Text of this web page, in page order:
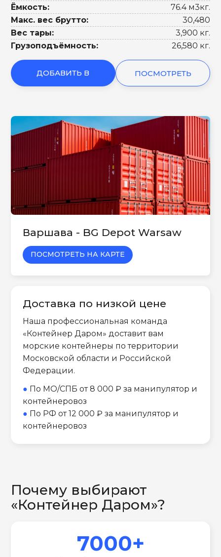
Ёмкость:
76.4 м3кг.
Макс. вес брутто:
30,480
Вес тары:
3,900 кг.
Грузоподъёмность:
26,580 кг.
ДОБАВИТЬ В ПОСМОТРЕТЬ
Варшава - BG Depot Warsaw
ПОСМОТРЕТЬ НА КАРТЕ
Доставка по низкой цене
Наша профессиональная команда
«Контейнер Даром» доставит вам
морские контейнеры по территории
Московской области и Российской
Федерации.
● По МО/СПБ от 8 000 ₽ за манипулятор и
контейнеровоз
● По РФ от 12 000 ₽ за манипулятор и
контейнеровоз
Почему выбирают
«Контейнер Даром»?
7000+